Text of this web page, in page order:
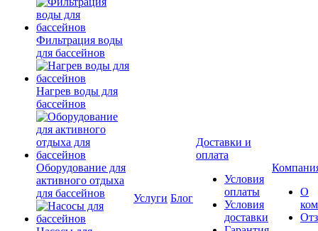
Фильтрация воды
для бассейнов
Нагрев воды для
бассейнов
Оборудование для
активного отдыха
для бассейнов
Услуги Блог
Доставки и
оплата
Условия
оплаты
Условия
доставки
О